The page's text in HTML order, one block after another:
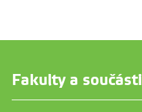
Fakulty a součásti